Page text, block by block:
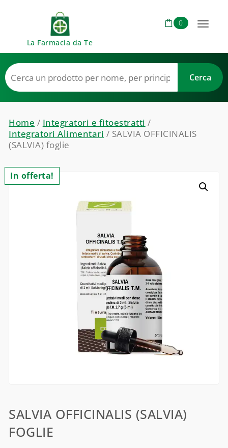
La Farmacia da Te
0
Toggle
Home / Integratori e fitoestratti /
Integratori Alimentari / SALVIA OFFICINALIS
(SALVIA) foglie
In offerta!
SALVIA OFFICINALIS (SALVIA)
FOGLIE